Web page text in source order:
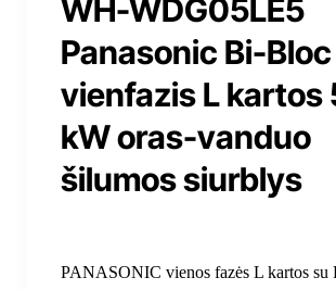
WH-WDG05LE5
Panasonic Bi-Bloc
vienfazis L kartos
kW oras-vanduo
šilumos siurblys
PANASONIC vienos fazės L kartos su